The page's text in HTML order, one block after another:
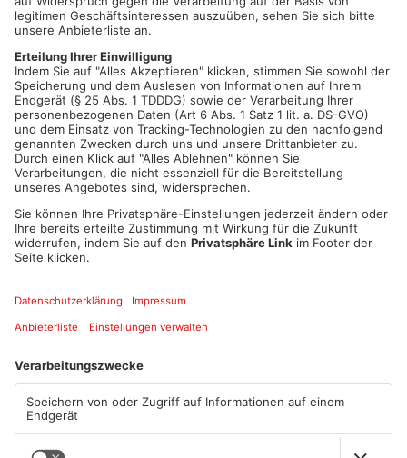
Wie funktioniert’s?
Auf den Link klicken
Ganz unten„Radio Primavera, Aschaffenburg:
„Abschiebe-Drama um Familie Mbaeri aus Haibach“
auwählen
AufABSTIMMENklicken
Anschließend E-Mail-Adresse angeben (pro E-Mail-
Adresse kann 1x Mal abgestimmt werden)
Sie erhaltet eine Mail und klicken auf den Link, der sich
in dieser Mail befindet
FERTIG
Unterstützen sie uns und lassen die uns den Preis ins
ANZEIGE